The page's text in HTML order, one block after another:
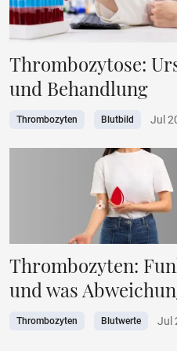
Thrombozytose:
und Behandlung
Thrombozyten Blutbild Jul
Thrombozyten:
und was
Thrombozyten Blutwerte Jul